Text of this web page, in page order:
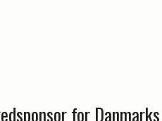
for Danmarks